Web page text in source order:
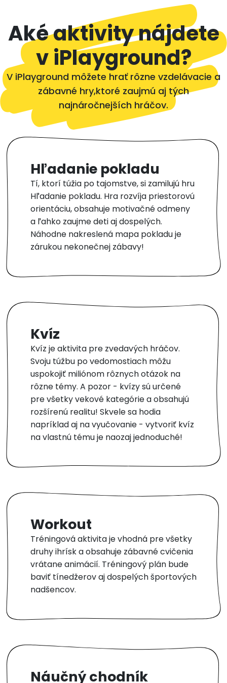
Aké aktivity nájdete
v iPlayground?
V iPlayground môžete hrať rôzne vzdelávacie a
zábavné hry,ktoré zaujmú aj tých
najnáročnejších hráčov.
Hľadanie pokladu
Tí, ktorí túžia po tajomstve, si zamilujú hru
Hľadanie pokladu. Hra rozvíja priestorovú
orientáciu, obsahuje motivačné odmeny
a ľahko zaujme deti aj dospelých.
Náhodne nakreslená mapa pokladu je
zárukou nekonečnej zábavy!
Kvíz
Kvíz je aktivita pre zvedavých hráčov.
Svoju túžbu po vedomostiach môžu
uspokojiť miliónom rôznych otázok na
rôzne témy. A pozor - kvízy sú určené
pre všetky vekové kategórie a obsahujú
rozšírenú realitu! Skvele sa hodia
napríklad aj na vyučovanie - vytvoriť kvíz
na vlastnú tému je naozaj jednoduché!
Workout
Tréningová aktivita je vhodná pre všetky
druhy ihrísk a obsahuje zábavné cvičenia
vrátane animácií. Tréningový plán bude
baviť tínedžerov aj dospelých športových
nadšencov.
Náučný chodník